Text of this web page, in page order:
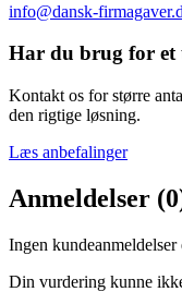
info@dansk-
Har du brug for et
Kontakt os for større
den rigtige løsning.
Læs anbefalinger
Anmeldelser
Ingen kundeanmeldelser
Din vurdering kunne